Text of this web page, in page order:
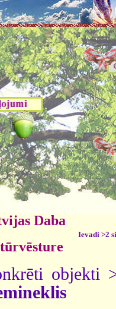
Daba
Ievadi >2
objekti